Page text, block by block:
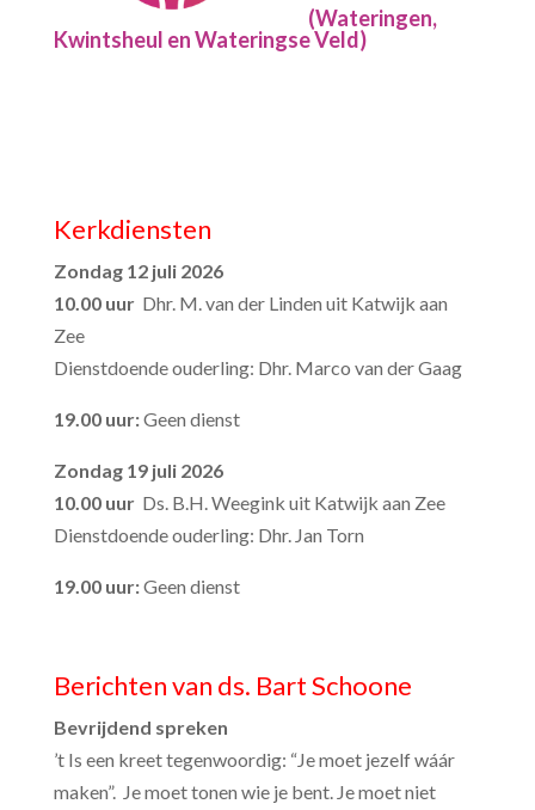
(Wateringen,
Kwintsheul en Wateringse Veld)
Kerkdiensten
Zondag 12 juli 2026
10.00 uur Dhr. M. van der Linden uit Katwijk aan
Zee
Dienstdoende ouderling: Dhr. Marco van der Gaag
19.00 uur:Geen dienst
Zondag 19 juli 2026
10.00 uur Ds. B.H. Weegink uit Katwijk aan Zee
Dienstdoende ouderling: Dhr. Jan Torn
19.00 uur:Geen dienst
Berichten van ds. Bart Schoone
Bevrijdend spreken
’t Is een kreet tegenwoordig: “Je moet jezelf wáár
maken”. Je moet tonen wie je bent. Je moet niet